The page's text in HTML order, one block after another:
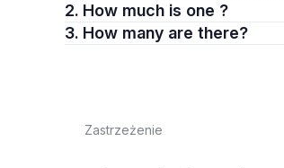
2. How much is one ?
3. How many are there?
Zastrzeżenie